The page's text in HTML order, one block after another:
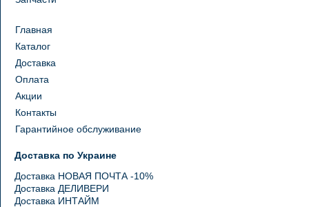
Главная
Каталог
Доставка
Оплата
Акции
Контакты
Гарантийное обслуживание
Доставка по Украине
Доставка НОВАЯ ПОЧТА -10%
Доставка ДЕЛИВЕРИ
Доставка ИНТАЙМ